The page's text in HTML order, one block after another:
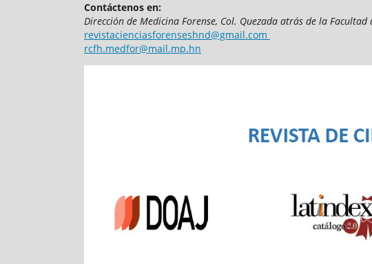
Contáctenos en:
Dirección de Medicina Forense, Col. Quezada atrás de la Facultad
revistacienciasforenseshnd@gmail.com
rcfh.medfor@mail.mp.hn